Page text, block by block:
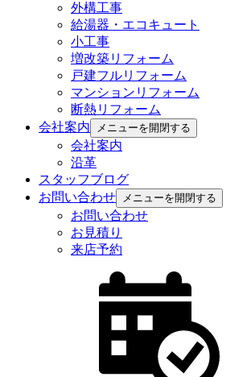
外構工事
給湯器・エコキュート
小工事
増改築リフォーム
戸建フルリフォーム
マンションリフォーム
断熱リフォーム
会社案内
メニューを開閉する
会社案内
沿革
スタッフブログ
お問い合わせ
メニューを開閉する
お問い合わせ
お見積り
来店予約